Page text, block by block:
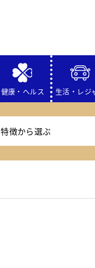
健康・ヘルス 生活・レジ
特徴から選ぶ